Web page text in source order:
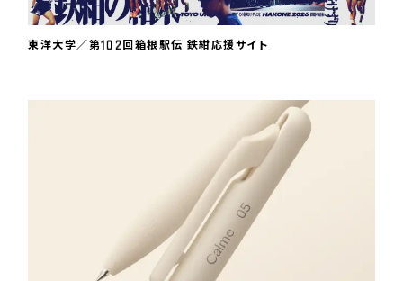
東洋大学／第102回箱根駅伝 鉄紺応援サイト